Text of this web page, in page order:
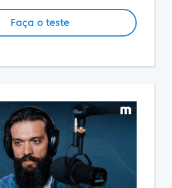
Faça o teste